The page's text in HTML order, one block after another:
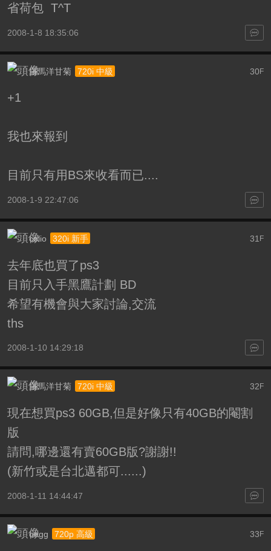
省荷包 T^T
2008-1-8 18:35:06
30F
羅馬洋甘菊 720i 中級
+1
我也來報到
目前只有用BS來收看而已....
2008-1-9 22:47:06
31 F
colio 320i 新手
去年底也買了ps3
目前只入手黑鷹計劃 BD
希望有機會與大家討論,交流
ths
2008-1-10 14:29:18
32 F
羅馬洋甘菊 720i 中級
現在想買ps3 60GB,但是好像只有40GB的閹割
版
請問,哪邊還有賣60GB版?謝謝!!
(新竹或是台北邁都可......)
2008-1-11 14:44:47
33 F
oegg 720p 高級